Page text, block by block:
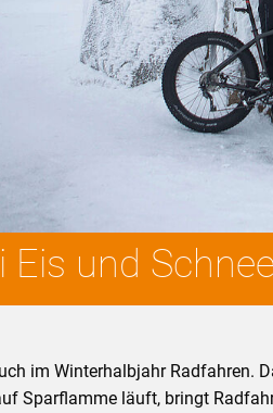
Eis und Schnee
im Winterhalbjahr Radfahren.
Sparflamme läuft, bringt